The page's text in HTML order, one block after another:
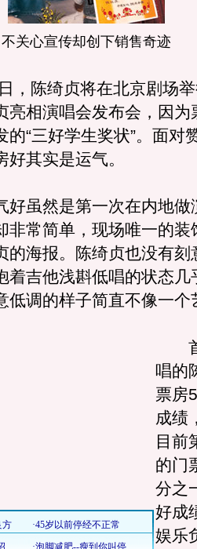
不关心宣传却创下销售奇迹
陈绮贞将在北京剧场举
亮相演唱会发布会，因为
的“三好学生奖状”。面对
其实是运气。
虽然是第一次在内地做
非常简单，现场唯一的装
的海报。陈绮贞也没有刻
着吉他浅斟低唱的状态几
低调的样子简直不像一个
首
唱的
票房
成绩
目前
的门
分之
好成
娱乐